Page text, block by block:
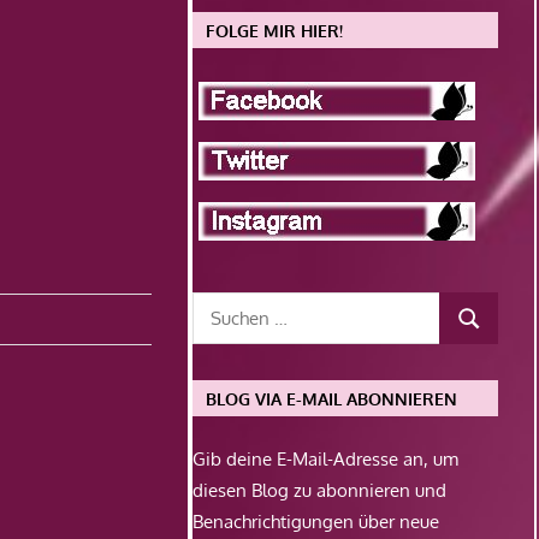
FOLGE MIR HIER!
BLOG VIA E-MAIL ABONNIEREN
Gib deine E-Mail-Adresse an, um
diesen Blog zu abonnieren und
Benachrichtigungen über neue